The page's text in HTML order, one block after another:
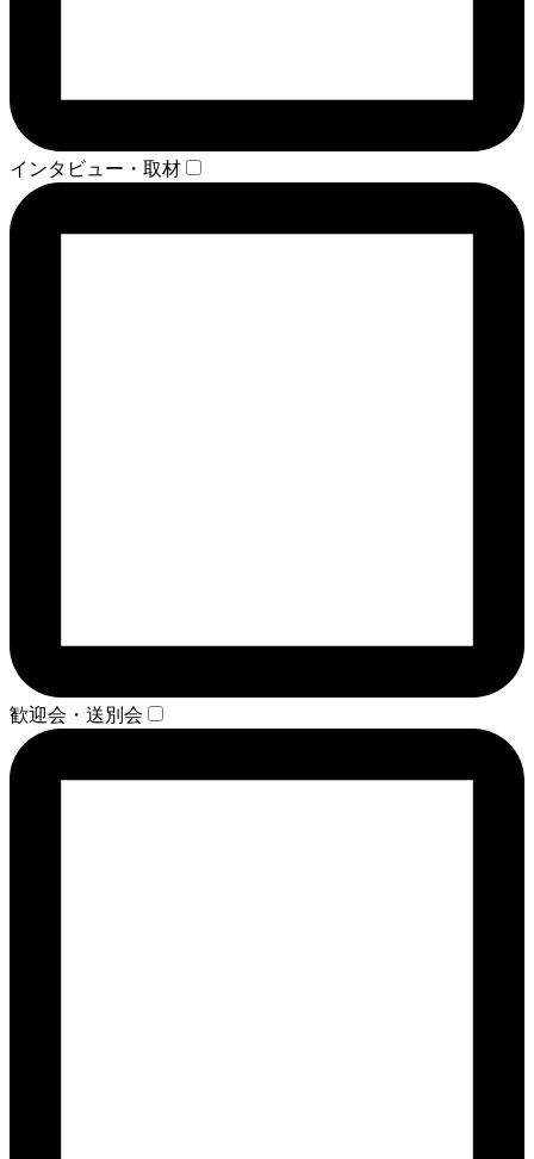
インタビュー・取材
歓迎会・送別会